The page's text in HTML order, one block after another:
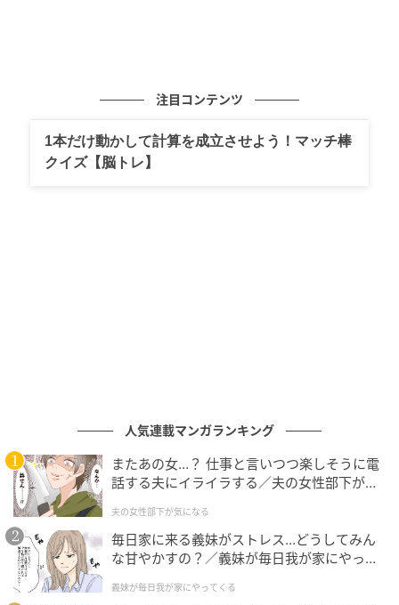
ア」「経済的な基盤」「自己価値の基準」の3つ。なか
といった無意識の思い込みが浮き彫りになり、自分と
とことん向き合うことになるでしょう。
穫」のタイミング。満月は、物事がピークを迎え、満
ち足りる状態を意味します。
今回のやぎ座満月が求めているのは、働き方やお金、
そして思い込みの「見極め」。例えば「コツコツ貯金
しよう」ではなく、「なぜ貯金したいのか」と一度自
分に問いかけてみてください。
注目コンテンツ
1本だけ動かして計算を成立させよう！マッチ棒
クイズ【脳トレ】
人気連載マンガランキング
またあの女…？ 仕事と言いつつ楽しそうに電
話する夫にイライラする／夫の女性部下が気
夫の女性部下が気になる
毎日家に来る義妹がストレス…どうしてみん
な甘やかすの？／義妹が毎日我が家にやって
が】
義妹が毎日我が家にやってくる